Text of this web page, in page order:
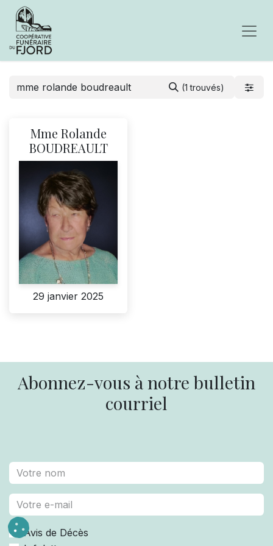
(1 trouvés)
Mme Rolande
BOUDREAULT
29 janvier 2025
Abonnez-vous à notre bulletin
courriel
Avis de Décès